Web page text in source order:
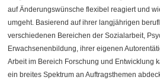
auf Änderungswünsche flexibel reagiert und
umgeht. Basierend auf ihrer langjährigen
verschiedenen Bereichen der Sozialarbeit,
Erwachsenenbildung, ihrer eigenen
Arbeit im Bereich Forschung und Entwicklung
ein breites Spektrum an Auftragsthemen